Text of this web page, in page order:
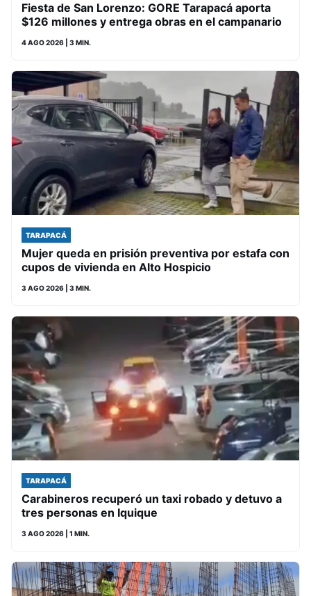
Fiesta de San Lorenzo: GORE Tarapacá aporta
$126 millones y entrega obras en el campanario
4 AGO 2026 | 3 MIN.
TARAPACÁ
Mujer queda en prisión preventiva por estafa con
cupos de vivienda en Alto Hospicio
3 AGO 2026 | 3 MIN.
TARAPACÁ
Carabineros recuperó un taxi robado y detuvo a
tres personas en Iquique
3 AGO 2026 | 1 MIN.